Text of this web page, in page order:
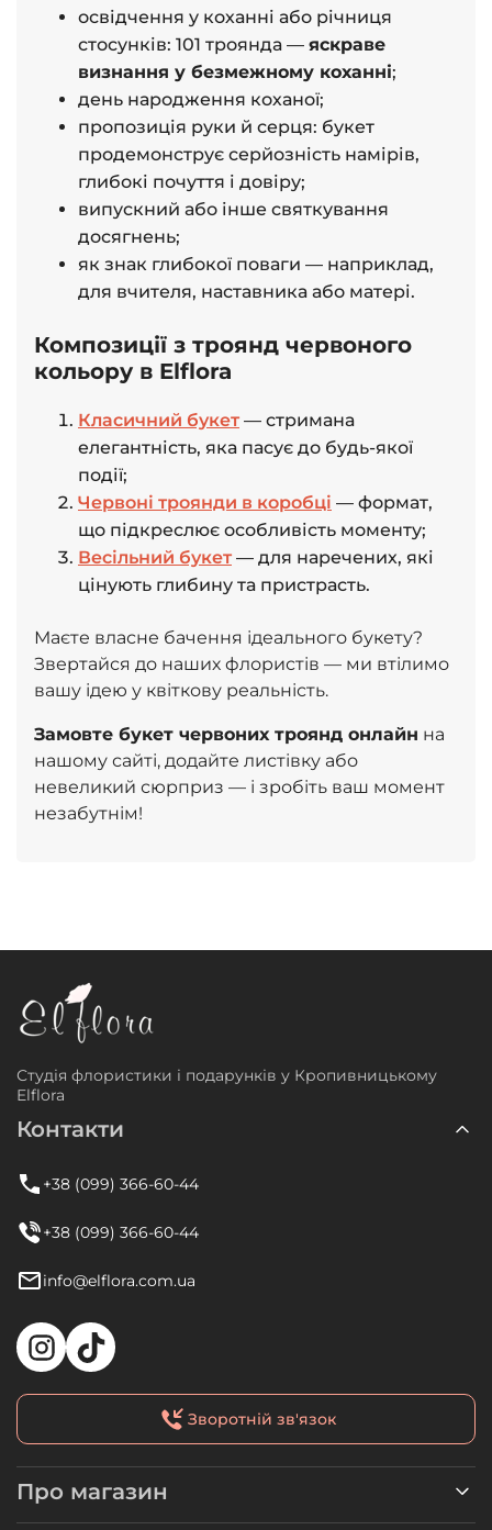
освідчення у коханні або річниця
стосунків: 101 троянда — яскраве
визнання у безмежному коханні;
день народження коханої;
пропозиція руки й серця: букет
продемонструє серйозність намірів,
глибокі почуття і довіру;
випускний або інше святкування
досягнень;
як знак глибокої поваги — наприклад,
для вчителя, наставника або матері.
Композиції з троянд червоного
кольору в Elflora
Класичний букет— стримана
елегантність, яка пасує до будь-якої
події;
Червоні троянди в коробці — формат,
що підкреслює особливість моменту;
Весільний букет— для наречених, які
цінують глибину та пристрасть.
Маєте власне бачення ідеального букету?
Звертайся до наших флористів — ми втілимо
вашу ідею у квіткову реальність.
Замовте букет червоних троянд онлайн на
нашому сайті, додайте листівку або
невеликий сюрприз — і зробіть ваш момент
незабутнім!
Студія флористики і подарунків у Кропивницькому
Elflora
Контакти
+38 (099) 366-60-44
+38 (099) 366-60-44
info@elflora.com.ua
Зворотній зв'язок
Про магазин